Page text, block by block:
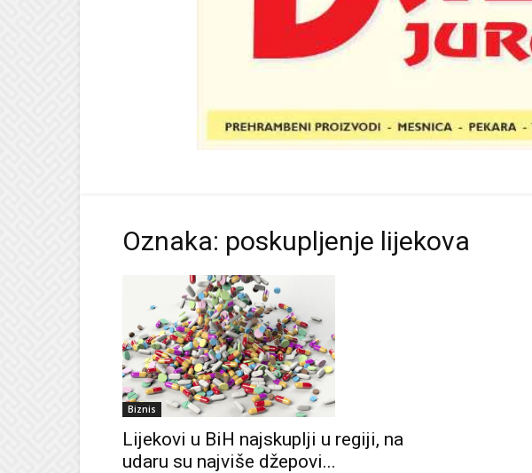
Oznaka: poskupljenje lijekova
Biznis
Lijekovi u BiH najskuplji u regiji, na
udaru su najviše džepovi...